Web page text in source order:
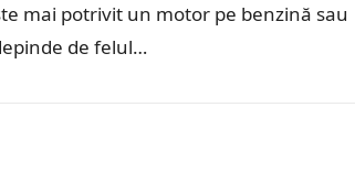
mai potrivit un motor pe benzină sau
de felul…